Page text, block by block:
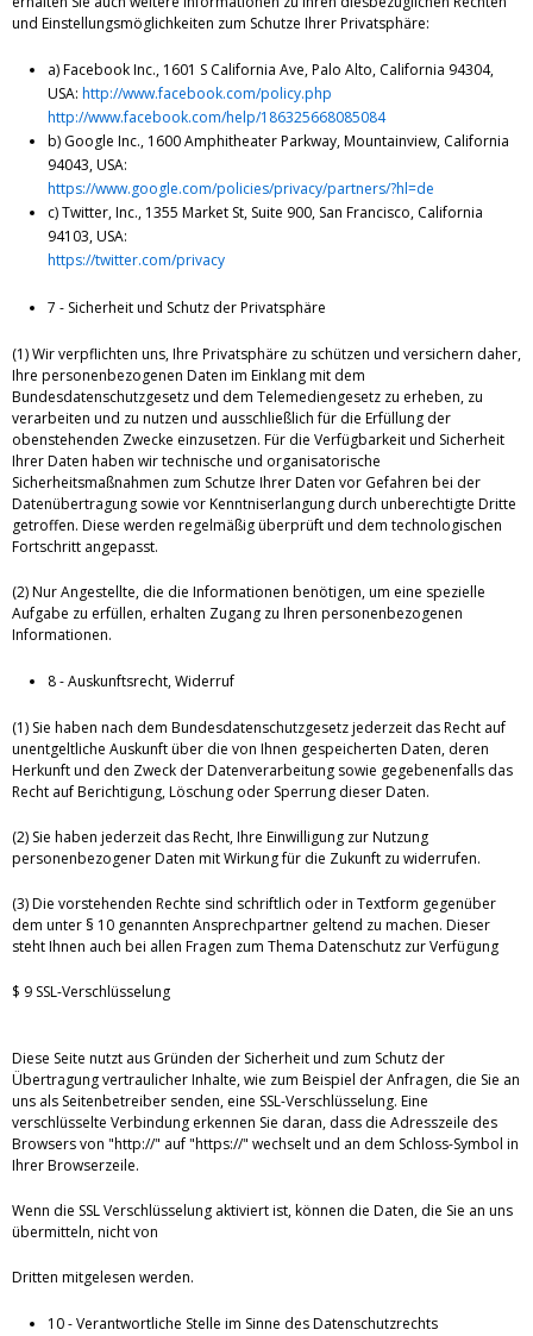
und Einstellungsmöglichkeiten zum Schutze Ihrer Privatsphäre:
a) Facebook Inc., 1601 S California Ave, Palo Alto, California 94304,
USA: http://www.facebook.com/policy.php
http://www.facebook.com/help/186325668085084
b) Google Inc., 1600 Amphitheater Parkway, Mountainview, California
94043, USA:
https://www.google.com/policies/privacy/partners/?hl=de
c) Twitter, Inc., 1355 Market St, Suite 900, San Francisco, California
94103, USA:
https://twitter.com/privacy
7 - Sicherheit und Schutz der Privatsphäre
(1) Wir verpflichten uns, Ihre Privatsphäre zu schützen und versichern daher,
Ihre personenbezogenen Daten im Einklang mit dem
Bundesdatenschutzgesetz und dem Telemediengesetz zu erheben, zu
verarbeiten und zu nutzen und ausschließlich für die Erfüllung der
obenstehenden Zwecke einzusetzen. Für die Verfügbarkeit und Sicherheit
Ihrer Daten haben wir technische und organisatorische
Sicherheitsmaßnahmen zum Schutze Ihrer Daten vor Gefahren bei der
Datenübertragung sowie vor Kenntniserlangung durch unberechtigte Dritte
getroffen. Diese werden regelmäßig überprüft und dem technologischen
Fortschritt angepasst.
(2) Nur Angestellte, die die Informationen benötigen, um eine spezielle
Aufgabe zu erfüllen, erhalten Zugang zu Ihren personenbezogenen
Informationen.
8 - Auskunftsrecht, Widerruf
(1) Sie haben nach dem Bundesdatenschutzgesetz jederzeit das Recht auf
unentgeltliche Auskunft über die von Ihnen gespeicherten Daten, deren
Herkunft und den Zweck der Datenverarbeitung sowie gegebenenfalls das
Recht auf Berichtigung, Löschung oder Sperrung dieser Daten.
(2) Sie haben jederzeit das Recht, Ihre Einwilligung zur Nutzung
personenbezogener Daten mit Wirkung für die Zukunft zu widerrufen.
(3) Die vorstehenden Rechte sind schriftlich oder in Textform gegenüber
dem unter § 10 genannten Ansprechpartner geltend zu machen. Dieser
steht Ihnen auch bei allen Fragen zum Thema Datenschutz zur Verfügung
$ 9 SSL-Verschlüsselung
Diese Seite nutzt aus Gründen der Sicherheit und zum Schutz der
Übertragung vertraulicher Inhalte, wie zum Beispiel der Anfragen, die Sie an
uns als Seitenbetreiber senden, eine SSL-Verschlüsselung. Eine
verschlüsselte Verbindung erkennen Sie daran, dass die Adresszeile des
Browsers von "http://" auf "https://" wechselt und an dem Schloss-Symbol in
Ihrer Browserzeile.
Wenn die SSL Verschlüsselung aktiviert ist, können die Daten, die Sie an uns
übermitteln, nicht von
Dritten mitgelesen werden.
10 - Verantwortliche Stelle im Sinne des Datenschutzrechts